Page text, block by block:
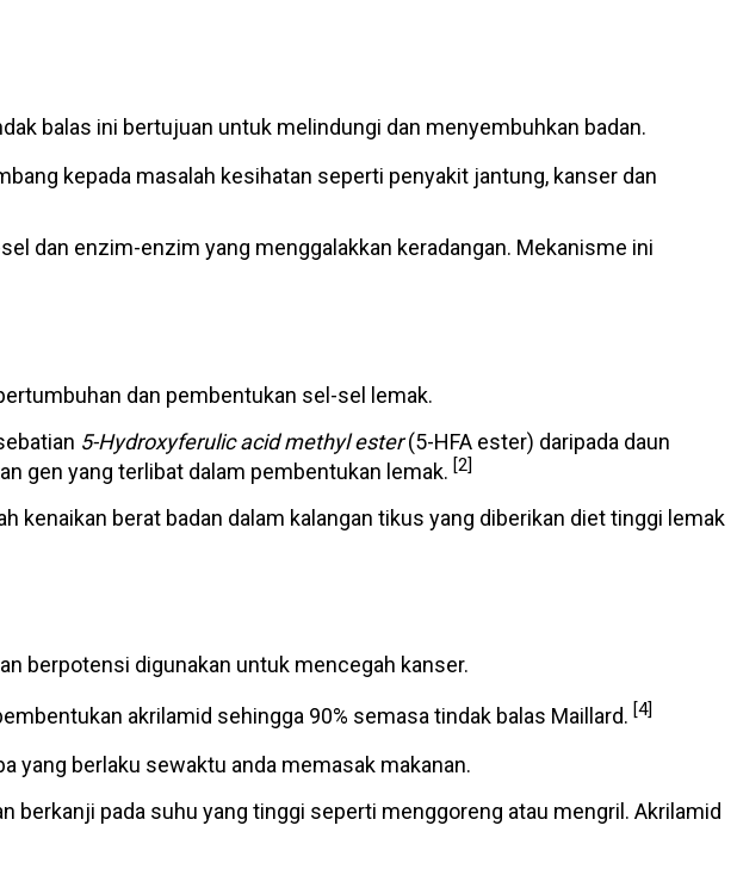
balas ini bertujuan untuk melindungi dan menyembuhkan badan.
kepada masalah kesihatan seperti penyakit jantung, kanser dan
dan enzim-enzim yang menggalakkan keradangan. Mekanisme ini
dan pembentukan sel-sel lemak.
5-Hydroxyferulic acid methyl ester(5-HFA ester) daripada daun
gen yang terlibat dalam pembentukan lemak. [2]
kenaikan berat badan dalam kalangan tikus yang diberikan diet tinggi lemak
berpotensi digunakan untuk mencegah kanser.
akrilamid sehingga 90% semasa tindak balas Maillard. [4]
yang berlaku sewaktu anda memasak makanan.
berkanji pada suhu yang tinggi seperti menggoreng atau mengril. Akrilamid